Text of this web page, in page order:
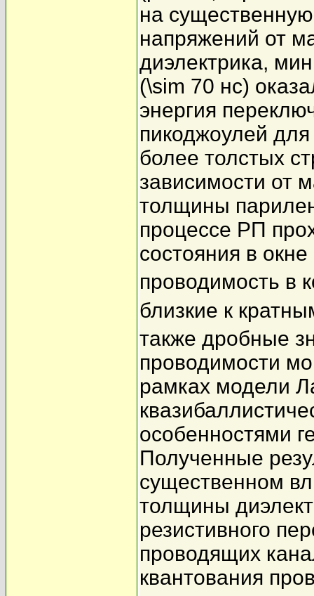
на
напряжений от
диэлектрика,
(\sim 70 нс)
энергия
пикоджоулей
более толстых
зависимости от
толщины
процессе РП
состояния в
проводимость в
близкие к
также дробные
проводимости
рамках модели
особенностями
Полученные
существенном
толщины
резистивного
проводящих
квантования